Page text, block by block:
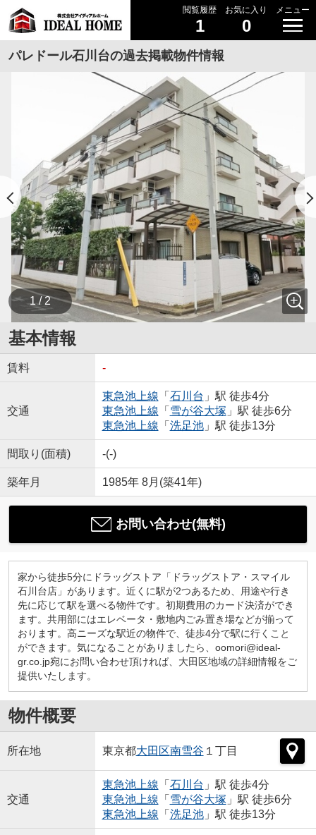
閲覧履歴
1
お気に入り
0
メニュー
パレドール石川台の過去掲載物件情報
1 / 2
基本情報
賃料 -
交通
東急池上線 「 石川台 」駅 徒歩4分
東急池上線 「 雪が谷大塚 」駅 徒歩6分
東急池上線 「 洗足池」駅 徒歩13分
間取り(面積) -(-)
築年月 1985年 8月(築41年)
お問い合わせ(無料)
家から徒歩5分にドラッグストア「ドラッグストア・スマイル
石川台店」があります。近くに駅が2つあるため、用途や行き
先に応じて駅を選べる物件です。初期費用のカード決済ができ
ます。共用部にはエレベータ・敷地内ごみ置き場などが揃って
おります。高ニーズな駅近の物件で、徒歩4分で駅に行くこと
ができます。気になることがありましたら、oomori@ideal-
gr.co.jp宛にお問い合わせ頂ければ、大田区地域の詳細情報をご
提供いたします。
物件概要
所在地 東京都大田区南雪谷 １丁目
交通
東急池上線 「 石川台 」駅 徒歩4分
東急池上線 「 雪が谷大塚 」駅 徒歩6分
東急池上線 「 洗足池」駅 徒歩13分